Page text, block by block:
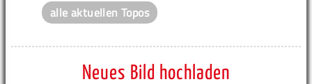
alle aktuellen Topos
Neues Bild hochladen